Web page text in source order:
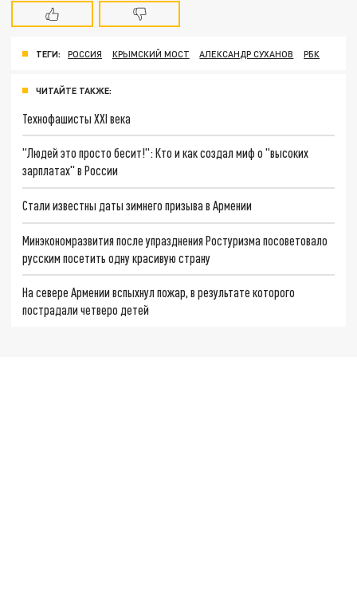
ТЕГИ: РОССИЯ КРЫМСКИЙ МОСТ АЛЕКСАНДР СУХАНОВ РБК
ЧИТАЙТЕ ТАКЖЕ:
Технофашисты XXI века
"Людей это просто бесит!": Кто и как создал миф о "высоких
зарплатах" в России
Стали известны даты зимнего призыва в Армении
Минэкономразвития после упразднения Ростуризма посоветовало
русским посетить одну красивую страну
На севере Армении вспыхнул пожар, в результате которого
пострадали четверо детей